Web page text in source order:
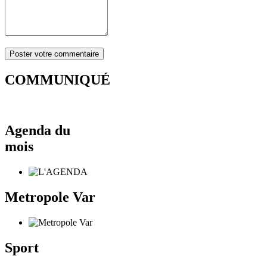
COMMUNIQUÉ
Agenda du
mois
Metropole Var
Sport